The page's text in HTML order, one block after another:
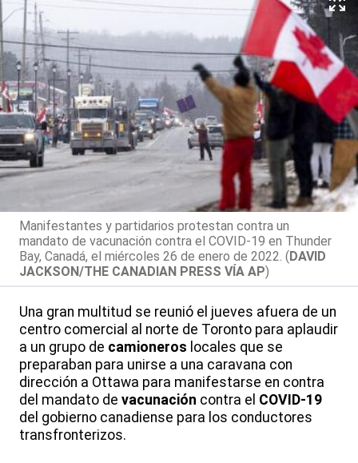
Manifestantes y partidarios protestan contra un
mandato de vacunación contra el COVID-19 en Thunder
Bay, Canadá, el miércoles 26 de enero de 2022. (DAVID
JACKSON/THE CANADIAN PRESS VÍA AP)
Una gran multitud se reunió el jueves afuera de un
centro comercial al norte de Toronto para aplaudir
a un grupo de camioneros locales que se
preparaban para unirse a una caravana con
dirección a Ottawa para manifestarse en contra
del mandato de vacunación contra el COVID-19
del gobierno canadiense para los conductores
transfronterizos.